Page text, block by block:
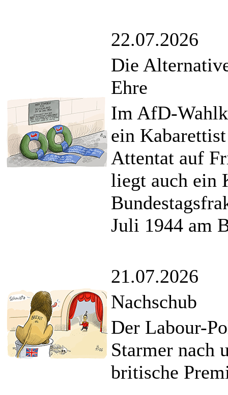
22.07.2026
Die
Ehre
Im AfD-
ein
Attentat auf
liegt auch ein
Juli 1944 am
21.07.2026
Nachschub
Der Labour-
Starmer nach
britische